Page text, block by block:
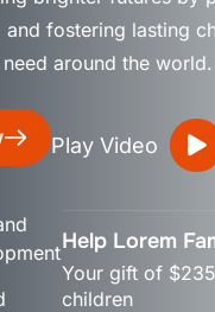
fostering lasting
around the world.
Play Video
Help Lorem
Your gift of
children